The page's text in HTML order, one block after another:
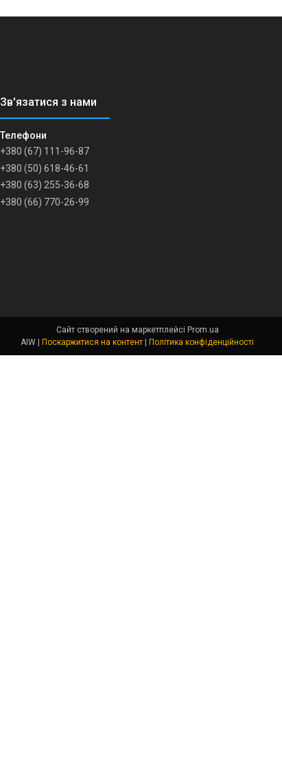
+380 (67) 111-96-87
+380 (50) 618-46-61
+380 (63) 255-36-68
+380 (66) 770-26-99
Сайт створений на маркетплейсі Prom.ua
Поскаржитися на контент Політика конфіденційності